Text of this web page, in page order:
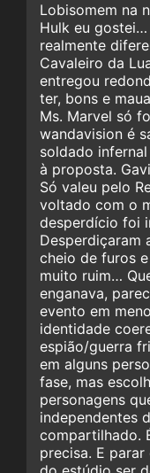
Lobisomem na
Hulk eu
realmente
Cavaleiro da
entregou
ter, bons e
Ms. Marvel só
wandavision é
soldado
à proposta.
Só valeu pelo
voltado com o
desperdício foi
Desperdiçaram
cheio de furos
muito ruim…
enganava,
evento em
identidade
espião/guerra
em alguns
fase, mas
personagens
independentes
compartilhado.
precisa. E